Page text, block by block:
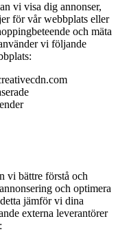
vi visa dig annonser,
för vår webbplats eller
och mäta
vi följande
vi bättre förstå och
och optimera
jämför vi dina
externa leverantörer